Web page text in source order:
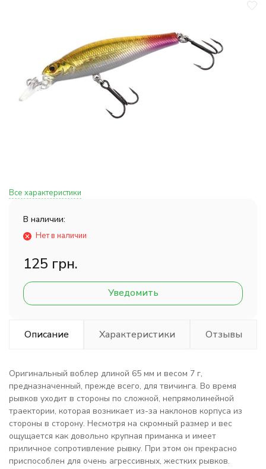
Все характеристики
В наличии:
Нет в наличии
125 грн.
Уведомить
Описание Характеристики Отзывы
Оригинальный воблер длиной 65 мм и весом 7 г,
предназначенный, прежде всего, для твичинга. Во время
рывков уходит в стороны по сложной, непрямолинейной
траектории, которая возникает из-за наклонов корпуса из
стороны в сторону. Несмотря на скромный размер и вес
ощущается как довольно крупная приманка и имеет
приличное сопротивление рывку. При этом он прекрасно
приспособлен для очень агрессивных, жестких рывков.